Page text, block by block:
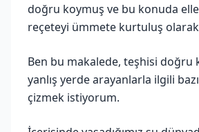
doğru koymuş ve bu konuda
reçeteyi ümmete kurtuluş olarak
Ben bu makalede, teşhisi doğru
yanlış yerde arayanlarla ilgili
çizmek istiyorum.